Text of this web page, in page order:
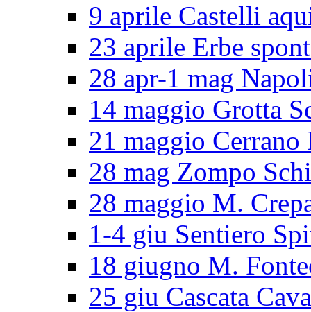
9 aprile Castelli
23 aprile Erbe
28 apr-1 mag
14 maggio Grotta
21 maggio
28 mag Zompo
28 maggio M.
1-4 giu Sentiero
18 giugno M.
25 giu Cascata